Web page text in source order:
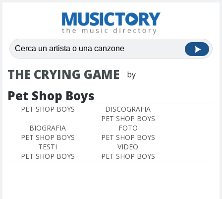
THE CRYING GAME by
Pet Shop Boys
PET SHOP BOYS
DISCOGRAFIA
PET SHOP BOYS
BIOGRAFIA
PET SHOP BOYS
FOTO
PET SHOP BOYS
TESTI
PET SHOP BOYS
VIDEO
PET SHOP BOYS